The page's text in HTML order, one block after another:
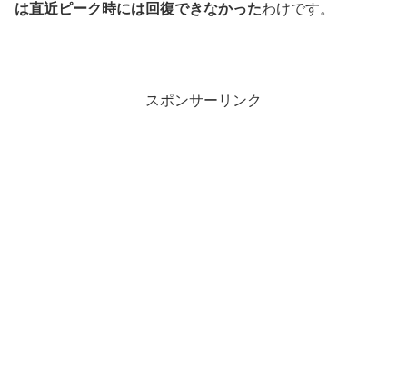
は直近ピーク時には回復できなかったわけです。
スポンサーリンク